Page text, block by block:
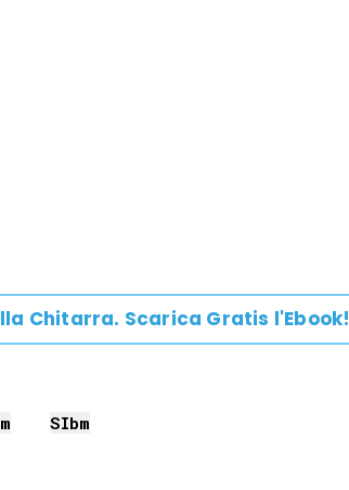
lla Chitarra. Scarica Gratis l'Ebook!
m SIbm